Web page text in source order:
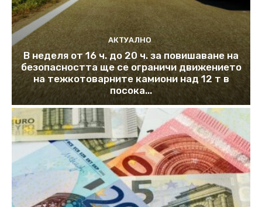
АКТУАЛНО
В неделя от 16 ч. до 20 ч. за повишаване на
безопасността ще се ограничи движението
на тежкотоварните камиони над 12 т в
посока...